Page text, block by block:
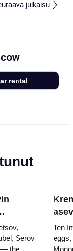
julkaisu
rental
Serov
— the
Ten
eggs,